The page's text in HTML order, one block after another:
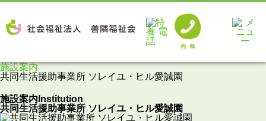
施設案内
共同生活援助事業所 ソレイユ・ヒル愛誠園
施設案内 Institution
共同生活援助事業所 ソレイユ・ヒル愛誠園